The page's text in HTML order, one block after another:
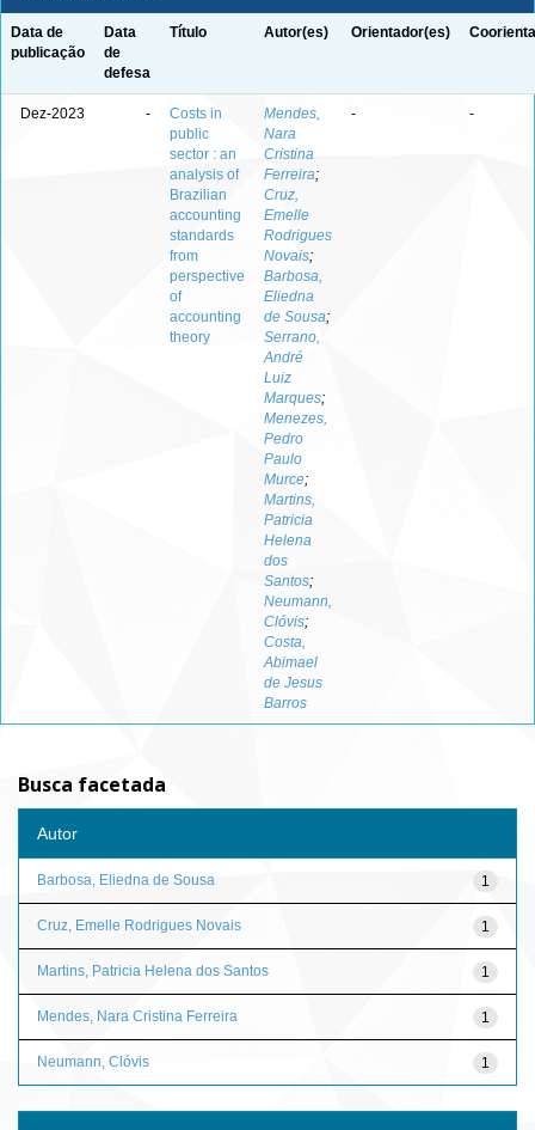
Data de
publicação
Data
de
defesa
Título Autor(es) Orientador(es)
Dez-2023 -
Costs in
public
sector : an
analysis of
Brazilian
accounting
standards
from
perspective
of
accounting
theory
Mendes,
Nara
Cristina
Ferreira;
Cruz,
Emelle
Rodrigues
Novais;
Barbosa,
Eliedna
de Sousa;
Serrano,
André
Luiz
Marques;
Menezes,
Pedro
Paulo
Murce;
Martins,
Patricia
Helena
dos
Santos;
Neumann,
Clóvis;
Costa,
Abimael
de Jesus
Barros
- -
Busca facetada
Autor
1
Barbosa, Eliedna de Sousa
1
Cruz, Emelle Rodrigues Novais
1
Martins, Patricia Helena dos Santos
1
Mendes, Nara Cristina Ferreira
1
Neumann, Clóvis